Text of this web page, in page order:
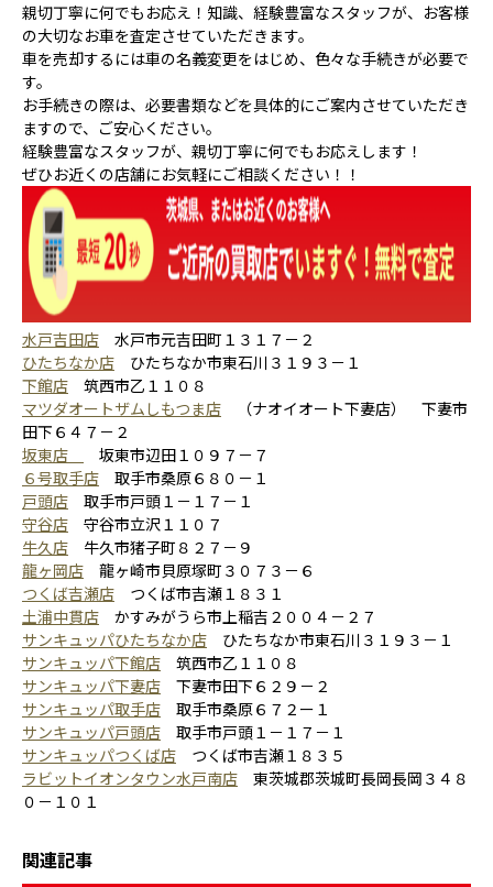
親切丁寧に何でもお応え！知識、経験豊富なスタッフが、お客様
の大切なお車を査定させていただきます。
車を売却するには車の名義変更をはじめ、色々な手続きが必要で
す。
お手続きの際は、必要書類などを具体的にご案内させていただき
ますので、ご安心ください。
経験豊富なスタッフが、親切丁寧に何でもお応えします！
ぜひお近くの店舗にお気軽にご相談ください！！
水戸吉田店 水戸市元吉田町１３１７－２
ひたちなか店 ひたちなか市東石川３１９３－１
下館店 筑西市乙１１０８
マツダオートザムしもつま店 （ナオイオート下妻店） 下妻市
田下６４７－２
坂東店
坂東市辺田１０９７－７
６号取手店 取手市桑原６８０－１
戸頭店 取手市戸頭１－１７－１
守谷店 守谷市立沢１１０７
牛久店 牛久市猪子町８２７－９
龍ヶ岡店 龍ヶ崎市貝原塚町３０７３－６
つくば吉瀬店 つくば市吉瀬１８３１
土浦中貫店 かすみがうら市上稲吉２００４－２７
サンキュッパひたちなか店 ひたちなか市東石川３１９３－１
サンキュッパ下館店 筑西市乙１１０８
サンキュッパ下妻店 下妻市田下６２９－２
サンキュッパ取手店 取手市桑原６７２ー１
サンキュッパ戸頭店 取手市戸頭１－１７－１
サンキュッパつくば店 つくば市吉瀬１８３５
ラビットイオンタウン水戸南店 東茨城郡茨城町長岡長岡３４８
０－１０１
関連記事